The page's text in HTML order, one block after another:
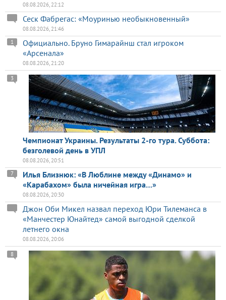
08.08.2026, 22:12
Сеск Фабрегас: «Моуринью необыкновенный»
08.08.2026, 21:46
Официально. Бруно Гимарайнш стал игроком
«Арсенала»
1
08.08.2026, 21:20
Чемпионат Украины. Результаты 2-го тура. Суббота:
безголевой день в УПЛ
3
08.08.2026, 20:51
Илья Близнюк: «В Люблине между «Динамо» и
«Карабахом» была ничейная игра…»
7
08.08.2026, 20:30
Джон Оби Микел назвал переход Юри Тилеманса в
«Манчестер Юнайтед» самой выгодной сделкой
летнего окна
08.08.2026, 20:06
8